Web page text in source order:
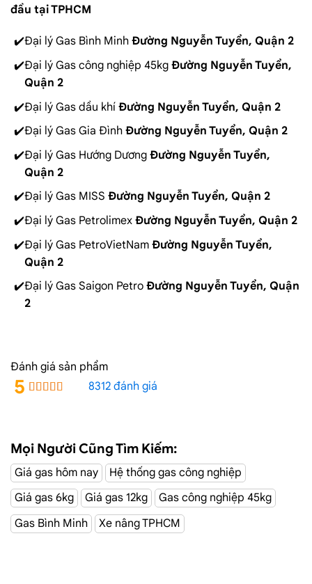
đầu tại TPHCM
Đại lý Gas Bình Minh Đường Nguyễn Tuyển, Quận 2
Đại lý Gas công nghiệp 45kg Đường Nguyễn Tuyển,
Quận 2
Đại lý Gas dầu khí Đường Nguyễn Tuyển, Quận 2
Đại lý Gas Gia Đình Đường Nguyễn Tuyển, Quận 2
Đại lý Gas Hướng Dương Đường Nguyễn Tuyển,
Quận 2
Đại lý Gas MISS Đường Nguyễn Tuyển, Quận 2
Đại lý Gas Petrolimex Đường Nguyễn Tuyển, Quận 2
Đại lý Gas PetroVietNam Đường Nguyễn Tuyển,
Quận 2
Đại lý Gas Saigon Petro Đường Nguyễn Tuyển, Quận
2
Đánh giá sản phẩm
5 8312 đánh giá
Mọi Người Cũng Tìm Kiếm:
Giá gas hôm nay
Hệ thống gas công nghiệp
Giá gas 6kg
Giá gas 12kg
Gas công nghiệp 45kg
Gas Bình Minh
Xe nâng TPHCM